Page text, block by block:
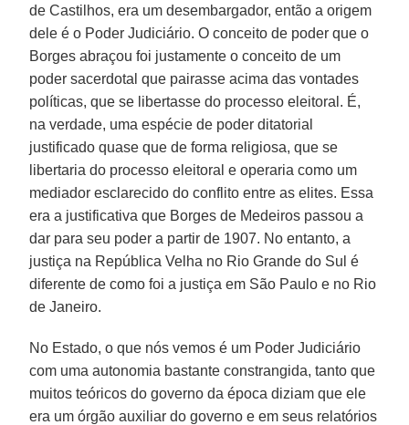
de Castilhos, era um desembargador, então a origem
dele é o Poder Judiciário. O conceito de poder que o
Borges abraçou foi justamente o conceito de um
poder sacerdotal que pairasse acima das vontades
políticas, que se libertasse do processo eleitoral. É,
na verdade, uma espécie de poder ditatorial
justificado quase que de forma religiosa, que se
libertaria do processo eleitoral e operaria como um
mediador esclarecido do conflito entre as elites. Essa
era a justificativa que Borges de Medeiros passou a
dar para seu poder a partir de 1907. No entanto, a
justiça na República Velha no Rio Grande do Sul é
diferente de como foi a justiça em São Paulo e no Rio
de Janeiro.
No Estado, o que nós vemos é um Poder Judiciário
com uma autonomia bastante constrangida, tanto que
muitos teóricos do governo da época diziam que ele
era um órgão auxiliar do governo e em seus relatórios